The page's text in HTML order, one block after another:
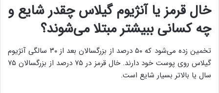
خال قرمز یا آنژیوم گیلاس چقدر شایع و
چه کسانی ببیشتر مبتلا می‌شوند؟
تخمین زده می‌شود که ۵۰ درصد از بزرگسالان بعد از ۳۰ سالگی آنژیوم
گیلاس روی پوست خود دارند. خال قرمز در ۷۵ درصد از بزرگسالان ۷۵
سال یا بالاتر بسیار شایع است.